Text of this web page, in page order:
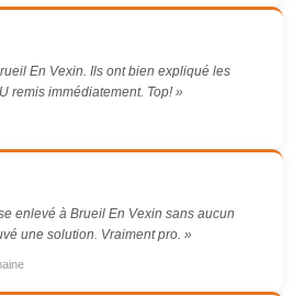
En Vexin. Ils ont bien expliqué les
remis immédiatement. Top! »
enlevé à Brueil En Vexin sans aucun
une solution. Vraiment pro. »